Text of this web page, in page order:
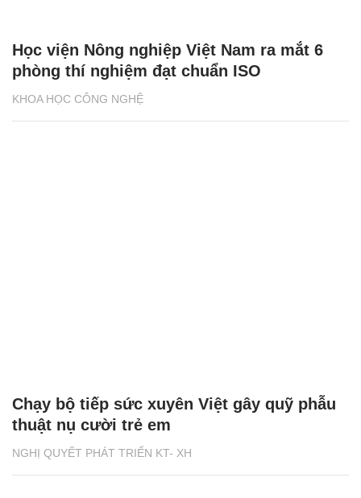
KHOA HỌC CÔNG NGHỆ
Học viện Nông nghiệp Việt Nam ra mắt 6
phòng thí nghiệm đạt chuẩn ISO
NGHỊ QUYẾT PHÁT TRIỂN KT- XH
Chạy bộ tiếp sức xuyên Việt gây quỹ phẫu
thuật nụ cười trẻ em